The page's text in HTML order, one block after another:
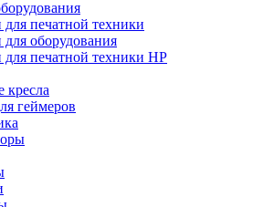
для печатной техники
для оборудования
для печатной техники HP
геймеров